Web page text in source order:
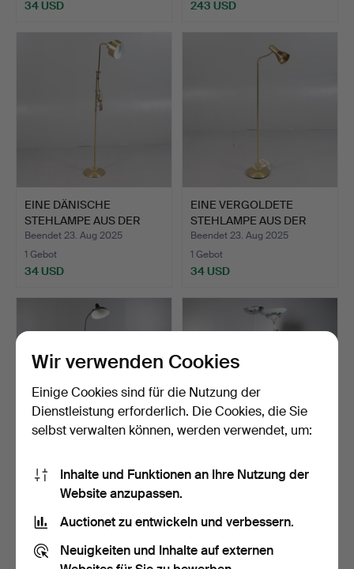
34 USD 243 USD
EINE DÄNISCHE
STEHLAMPE AUS DER
MITTE BIS …
Beendet 23. Aug 2025
1 Gebot
34 USD
EINE VERGOLDETE
STEHLAMPE AUS DER
MITTE BI…
Beendet 23. Aug 2025
1 Gebot
34 USD
EINE MODERNE
SCHWARZE STEHLAMPE.
Beendet 23. Aug 2025
3 Gebote
EIN MODERNER
1 Gebot
Wir verwenden Cookies
Einige Cookies sind für die Nutzung der
Dienstleistung erforderlich. Die Cookies, die Sie
selbst verwalten können, werden verwendet, um:
Inhalte und Funktionen an Ihre Nutzung der
Website anzupassen.
Auctionet zu entwickeln und verbessern.
Neuigkeiten und Inhalte auf externen